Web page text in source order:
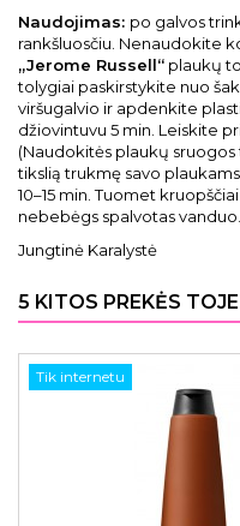
Naudojimas: po galvos
rankšluosčiu. Nenaudokite
„Jerome Russell“ plaukų
tolygiai paskirstykite nuo
viršugalvio ir apdenkite
džiovintuvu 5 min. Leiskite
(Naudokitės plaukų
tikslią trukmę savo
10–15 min. Tuomet
nebebėgs spalvotas vanduo.
Jungtinė Karalystė
5 KITOS PREKĖS
Tik internetu